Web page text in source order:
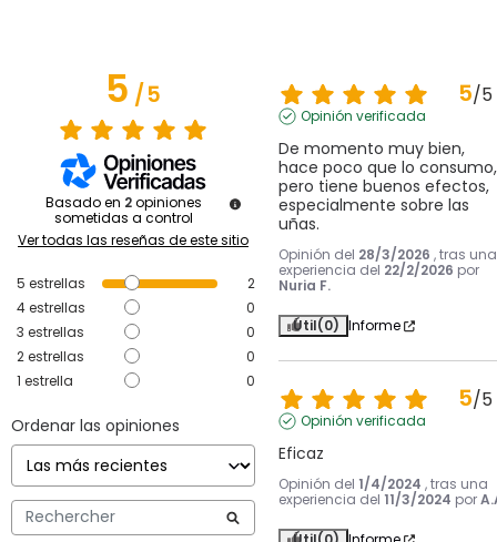
5/5
Basado en 2 opiniones
sometidas a control
Ver todas las reseñas de este sitio
5 estrellas
2
4estrellas
0
3 estrellas
0
2estrellas
0
1 estrella 0
Ordenar las opiniones
5/5
Opinión verificada
De momento muy bien,
hace poco que lo consumo,
pero tiene buenos efectos,
especialmente sobre las
uñas.
Opinión del 28/3/2026 , tras una
experiencia del 22/2/2026 por
Nuria F.
Útil(0) Informe
5/5
Opinión verificada
Eficaz
Opinión del 1/4/2024 , tras una
experiencia del 11/3/2024 por